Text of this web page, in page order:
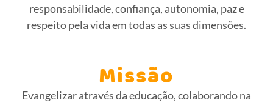
responsabilidade, confiança, autonomia, paz e
respeito pela vida em todas as suas dimensões.
Missão
Evangelizar através da educação, colaborando na